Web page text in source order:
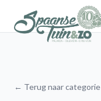
← Terug naar categorie